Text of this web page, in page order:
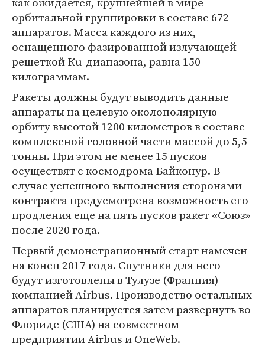
орбитальной группировки в составе 672
аппаратов. Масса каждого из них,
оснащенного фазированной излучающей
решеткой Кu-диапазона, равна 150
килограммам.
Ракеты должны будут выводить данные
аппараты на целевую околополярную
орбиту высотой 1200 километров в составе
комплексной головной части массой до 5,5
тонны. При этом не менее 15 пусков
осуществят с космодрома Байконур. В
случае успешного выполнения сторонами
контракта предусмотрена возможность его
продления еще на пять пусков ракет «Союз»
после 2020 года.
Первый демонстрационный старт намечен
на конец 2017 года. Спутники для него
будут изготовлены в Тулузе (Франция)
компанией Airbus. Производство остальных
аппаратов планируется затем развернуть во
Флориде (США) на совместном
предприятии Airbus и OneWeb.